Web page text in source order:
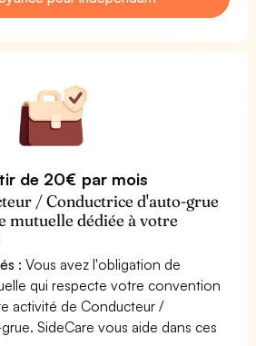
de 20€ par mois
/ Conductrice d'auto-grue
mutuelle dédiée à votre
: Vous avez l'obligation de
qui respecte votre convention
activité de Conducteur /
SideCare vous aide dans ces